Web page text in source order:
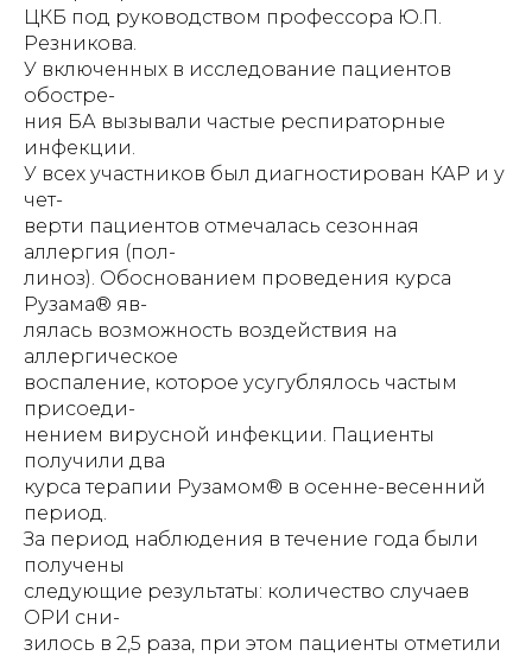
ЦКБ под руководством профессора Ю.П.
Резникова.
У включенных в исследование пациентов
обостре-
ния БА вызывали частые респираторные
инфекции.
У всех участников был диагностирован КАР и у
чет-
верти пациентов отмечалась сезонная
аллергия (пол-
линоз). Обоснованием проведения курса
Рузама® яв-
лялась возможность воздействия на
аллергическое
воспаление, которое усугублялось частым
присоеди-
нением вирусной инфекции. Пациенты
получили два
курса терапии Рузамом® в осенне-весенний
период.
За период наблюдения в течение года были
получены
следующие результаты: количество случаев
ОРИ сни-
зилось в 2,5 раза, при этом пациенты отметили